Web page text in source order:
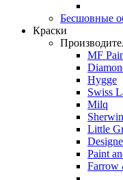
Бесшовные
Краски
MF
Hygge
Swiss
Milq
Little
Paint
Farrow